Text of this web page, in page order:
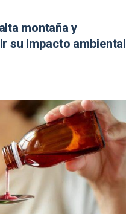
montaña y
su impacto ambiental